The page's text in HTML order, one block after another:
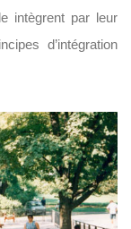
intègrent par leur
d’intégration